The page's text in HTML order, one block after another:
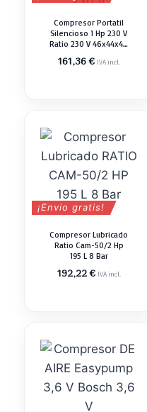
Compresor Portatil
Silencioso 1 Hp 230 V
Ratio 230 V 46x44x40
161,36€ IVA incl.
¡Envio gratis!
Compresor Lubricado
Ratio Cam-50/2 Hp
195 L 8 Bar
192,22€ IVA incl.